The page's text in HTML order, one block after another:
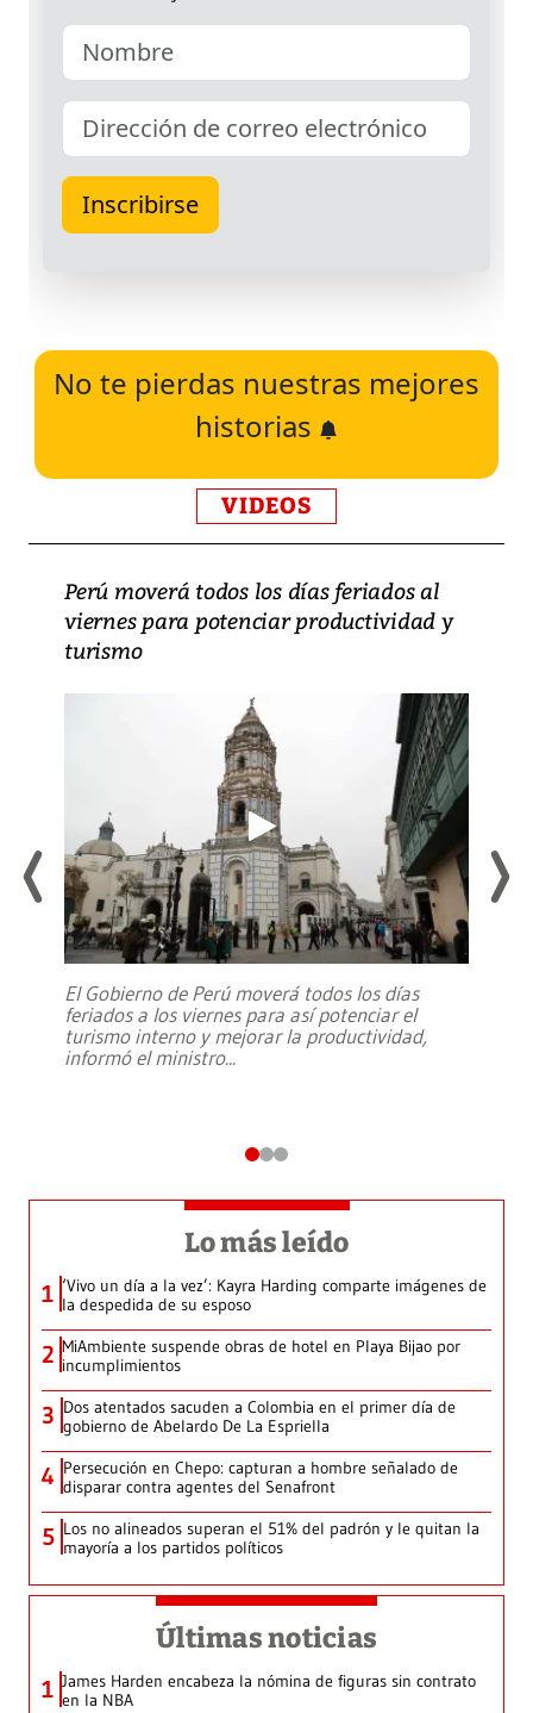
No te pierdas nuestras mejores
historias
VIDEOS
Perú moverá todos los días feriados al
viernes para potenciar productividad y
turismo
El Gobierno de Perú moverá todos los días
feriados a los viernes para así potenciar el
turismo interno y mejorar la productividad,
informó el ministro...
Lo más leído
1 ‘Vivo un día a la vez’: Kayra Harding comparte imágenes de
la despedida de su esposo
2 MiAmbiente suspende obras de hotel en Playa Bijao por
incumplimientos
3 Dos atentados sacuden a Colombia en el primer día de
gobierno de Abelardo De La Espriella
4 Persecución en Chepo: capturan a hombre señalado de
disparar contra agentes del Senafront
5 Los no alineados superan el 51% del padrón y le quitan la
mayoría a los partidos políticos
Últimas noticias
1 James Harden encabeza la nómina de figuras sin contrato
en la NBA